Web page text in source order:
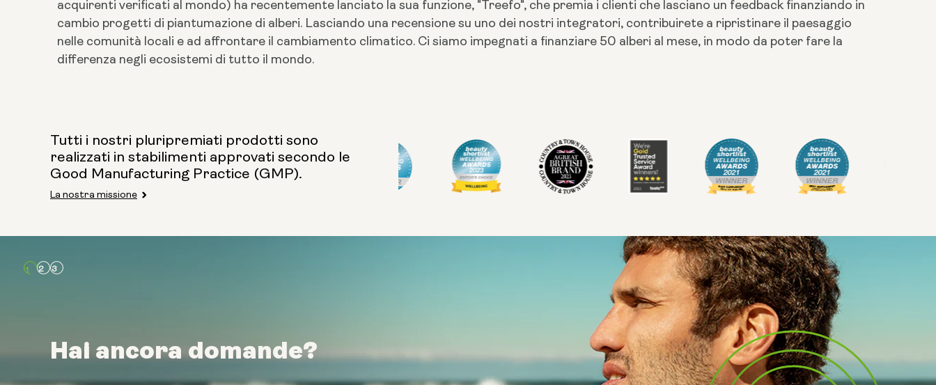
acquirenti verificati al mondo) ha recentemente lanciato la sua funzione, "Treefo", che premia i clienti che lasciano un feedback finanziando in
cambio progetti di piantumazione di alberi. Lasciando una recensione su uno dei nostri integratori, contribuirete a ripristinare il paesaggio
nelle comunità locali e ad affrontare il cambiamento climatico. Ci siamo impegnati a finanziare 50 alberi al mese, in modo da poter fare la
differenza negli ecosistemi di tutto il mondo.
Tutti i nostri pluripremiati prodotti sono
realizzati in stabilimenti approvati secondo le
Good Manufacturing Practice (GMP).
La nostra missione
Hai ancora domande?
Hai ancora domande?
Hai ancora domande?